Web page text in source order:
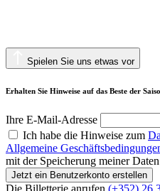
Spielen Sie uns etwas vor
Erhalten Sie Hinweise auf das Beste der
Ihre E-Mail-Adresse
Ich habe die Hinweise zum
Allgemeine
mit der Speicherung meiner
Jetzt ein Benutzerkonto erstellen